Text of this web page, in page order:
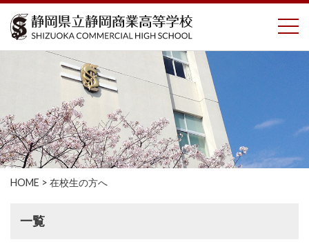
コ
キ
ッ
プ
HOME > 在校生の方へ
一覧